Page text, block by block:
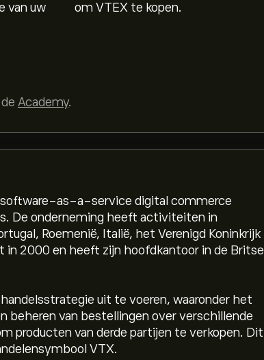
van uw
om VTEX te kopen.
Academy.
as-a-service digital commerce
De onderneming heeft activiteiten in
Roemenië, Italië, het Verenigd Koninkrijk
in 2000 en heeft zijn hoofdkantoor in de Britse
uit te voeren, waaronder het
beheren van bestellingen over verschillende
producten van derde partijen te verkopen. Dit
VTX.